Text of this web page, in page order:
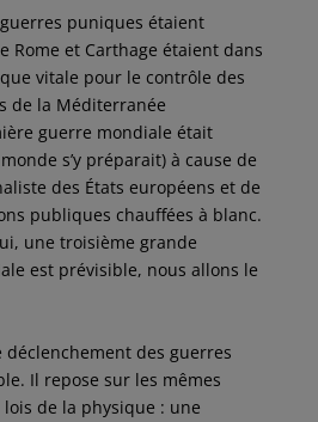
puniques étaient
Rome et Carthage étaient dans
vitale pour le contrôle des
de la Méditerranée
guerre mondiale était
s’y préparait) à cause de
des États européens et de
publiques chauffées à blanc.
une troisième grande
est prévisible, nous allons le
déclenchement des guerres
Il repose sur les mêmes
de la physique : une